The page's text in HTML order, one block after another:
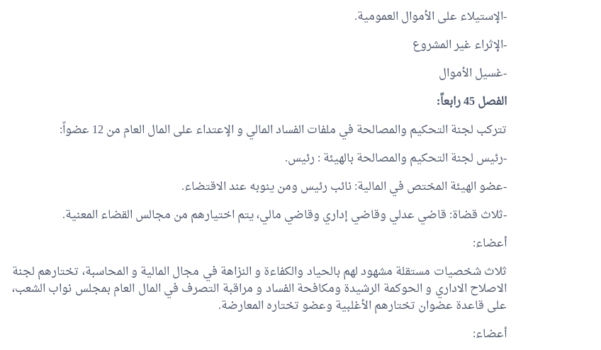
-الإستيلاء على الأموال العمومية.
-الإثراء غير المشروع
-غسيل الأموال
الفصل 45 رابعاً:
تتركب لجنة التحكيم والمصالحة في ملفات الفساد المالي و الإعتداء على المال العام من 12 عضواً:
-رئيس لجنة التحكيم والمصالحة بالهيئة : رئيس.
-عضو الهيئة المختص في المالية: نائب رئيس ومن ينوبه عند الاقتضاء.
-ثلاث قضاة: قاضي عدلي وقاضي إداري وقاضي مالي، يتم اختيارهم من مجالس القضاء المعنية.
أعضاء:
ثلاث شخصيات مستقلة مشهود لهم بالحياد والكفاءة و النزاهة في مجال المالية و المحاسبة، تختارهم لجنة
الاصلاح الاداري و الحوكمة الرشيدة ومكافحة الفساد و مراقبة التصرف في المال العام بمجلس نواب الشعب،
على قاعدة عضوان تختارهم الأغلبية وعضو تختاره المعارضة.
أعضاء: